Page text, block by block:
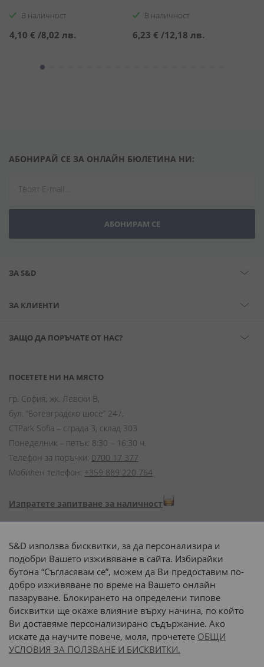
В наличност
4,10 € /8,02 лв.
В наличност
6,23 € /12,18 лв.
АБОНИРАЙ СЕ ЗА ОНЛАЙН БЮЛЕТИНА НИ:
АБОНИРАМ СЕ
ЗА S&D
ЗА КЛИЕНТИ
ЗАЩО ДА ПОРЪЧАТЕ ОТ НАС?
ПОСЕТЕТЕ НИ НА МЯСТО
гр. София, жк. Левски В,
бул. “Ботевградско шосе” 247,
CTPark Sofia – сграда 3, склад 303
Понеделник – петък: 8:30 – 16:30 ч.
Телефон за поръчки: 0700 17 377
Мобилен телефон: +359 889 220 764
Изпратете запитване за наличност
Начини на плащане:
Доставка до адрес с:
или
наш транспорт
S&D използва бисквитки, за да персонализира и
подобри Вашето изживяване в сайта. Избирайки
бутона “Съгласявам се”, можем да Ви предоставим по-
добро изживяване по време на Вашето онлайн
пазаруване. Блокирането на определени типове
бисквитки ще окаже влияние върху начина, по който
Ви доставяме персонализирано съдържание. Ако
искате да научите повече, моля, прочетете ОБЩИ
УСЛОВИЯ ЗА ПОЛЗВАНЕ И БИСКВИТКИ.